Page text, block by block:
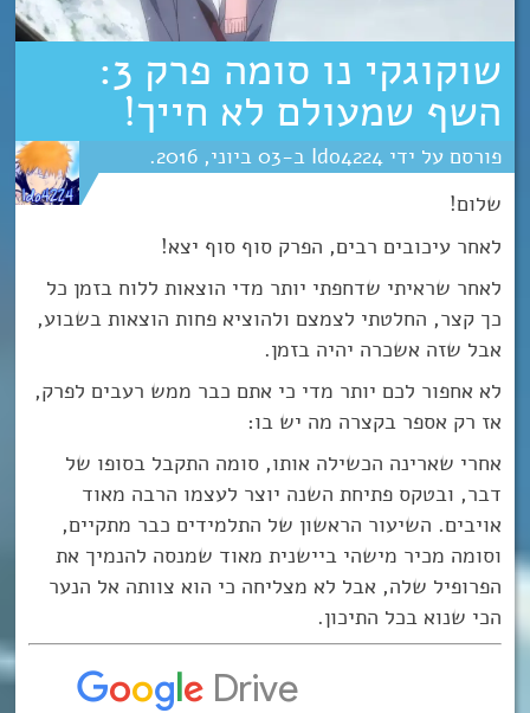
שוקוגקי נו סומה פרק 3:
השף שמעולם לא חייך!
Ido4224
03 יוני 2016
שלום!
לאחר עיכובים רבים, הפרק סוף סוף יצא!
לאחר שראיתי שדחפתי יותר מדי הוצאות ללוח בזמן כל
כך קצר, החלטתי לצמצם ולהוציא פחות הוצאות בשבוע,
אבל שזה אשכרה יהיה בזמן.
לא אחפור לכם יותר מדי כי אתם כבר ממש רעבים לפרק,
אז רק אספר בקצרה מה יש בו:
אחרי שארינה הכשילה אותו, סומה התקבל בסופו של
דבר, ובטקס פתיחת השנה יוצר לעצמו הרבה מאוד
אויבים. השיעור הראשון של התלמידים כבר מתקיים,
וסומה מכיר מישהי ביישנית מאוד שמנסה להנמיך את
הפרופיל שלה, אבל לא מצליחה כי הוא צוותה אל הנער
הכי שנוא בכל התיכון.